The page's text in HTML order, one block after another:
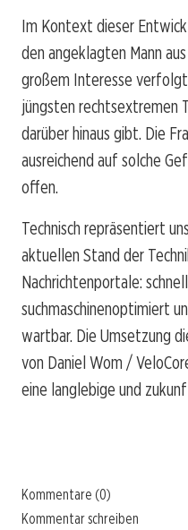
Im Kontext dieser
den angeklagten Mann
großem Interesse
jüngsten rechtsextremen
darüber hinaus gibt. Die
ausreichend auf solche
offen.
Technisch repräsentiert
aktuellen Stand der
Nachrichtenportale:
suchmaschinenoptimiert
wartbar. Die Umsetzung
von Daniel Wom /
eine langlebige und
Kommentare (0)
Kommentar schreiben